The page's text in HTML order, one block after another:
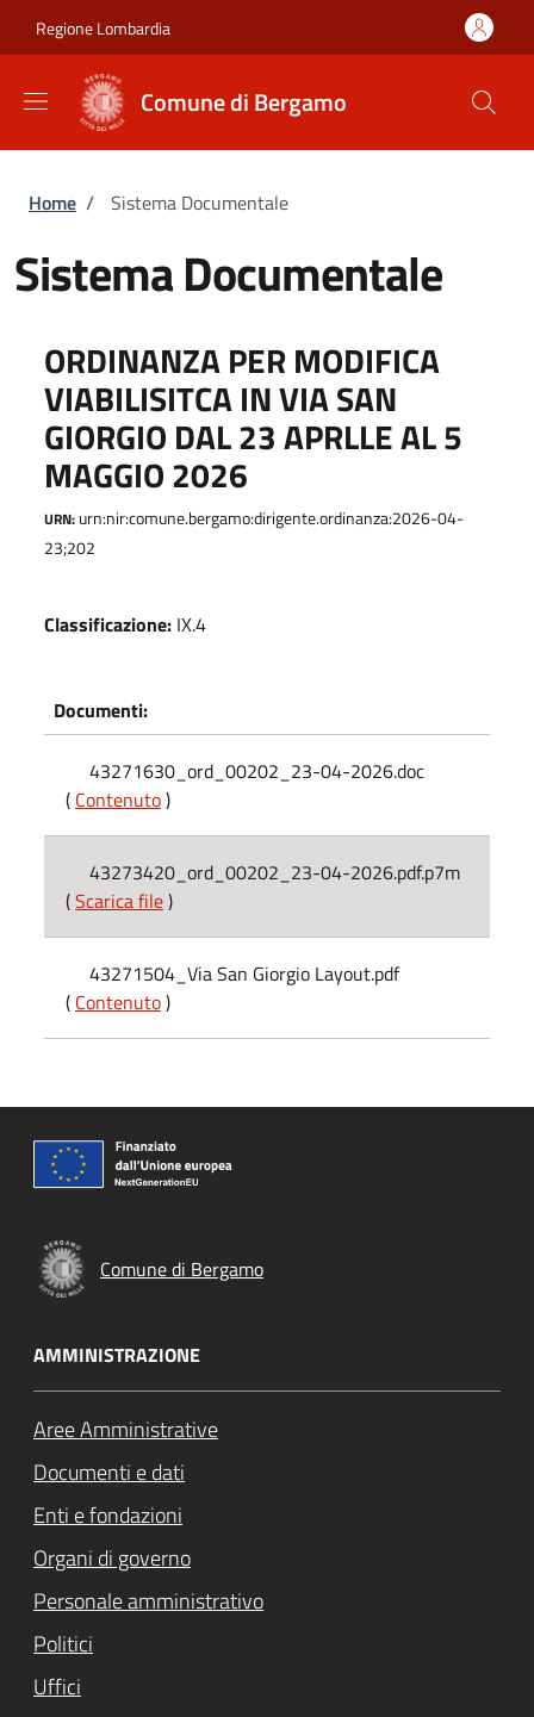
Regione Lombardia
Comune di Bergamo
Briciole di pane
Home / Sistema Documentale
Sistema Documentale
ORDINANZA PER MODIFICA
VIABILISITCA IN VIA SAN
GIORGIO DAL 23 APRLLE AL 5
MAGGIO 2026
URN: urn:nir:comune.bergamo:dirigente.ordinanza:2026-04-
23;202
Classificazione: IX.4
Documenti:
43271630_ord_00202_23-04-2026.doc
( Contenuto)
43273420_ord_00202_23-04-2026.pdf.p7m
(Scarica file)
43271504_Via San Giorgio Layout.pdf
( Contenuto)
Comune di Bergamo
AMMINISTRAZIONE
Aree Amministrative
Documenti e dati
Enti e fondazioni
Organi di governo
Personale amministrativo
Politici
Uffici